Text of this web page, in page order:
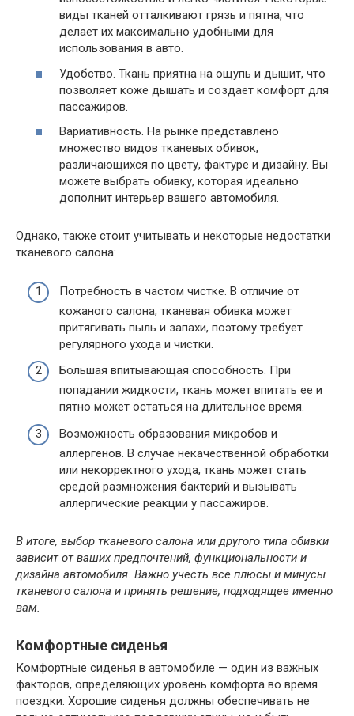
виды тканей отталкивают грязь и пятна, что
делает их максимально удобными для
использования в авто.
Удобство. Ткань приятна на ощупь и дышит, что
позволяет коже дышать и создает комфорт для
пассажиров.
Вариативность. На рынке представлено
множество видов тканевых обивок,
различающихся по цвету, фактуре и дизайну. Вы
можете выбрать обивку, которая идеально
дополнит интерьер вашего автомобиля.
Однако, также стоит учитывать и некоторые недостатки
тканевого салона:
Потребность в частом чистке. В отличие от
кожаного салона, тканевая обивка может
притягивать пыль и запахи, поэтому требует
регулярного ухода и чистки.
Большая впитывающая способность. При
попадании жидкости, ткань может впитать ее и
пятно может остаться на длительное время.
Возможность образования микробов и
аллергенов. В случае некачественной обработки
или некорректного ухода, ткань может стать
средой размножения бактерий и вызывать
аллергические реакции у пассажиров.
В итоге, выбор тканевого салона или другого типа обивки
зависит от ваших предпочтений, функциональности и
дизайна автомобиля. Важно учесть все плюсы и минусы
тканевого салона и принять решение, подходящее именно
вам.
Комфортные сиденья
Комфортные сиденья в автомобиле — один из важных
факторов, определяющих уровень комфорта во время
поездки. Хорошие сиденья должны обеспечивать не